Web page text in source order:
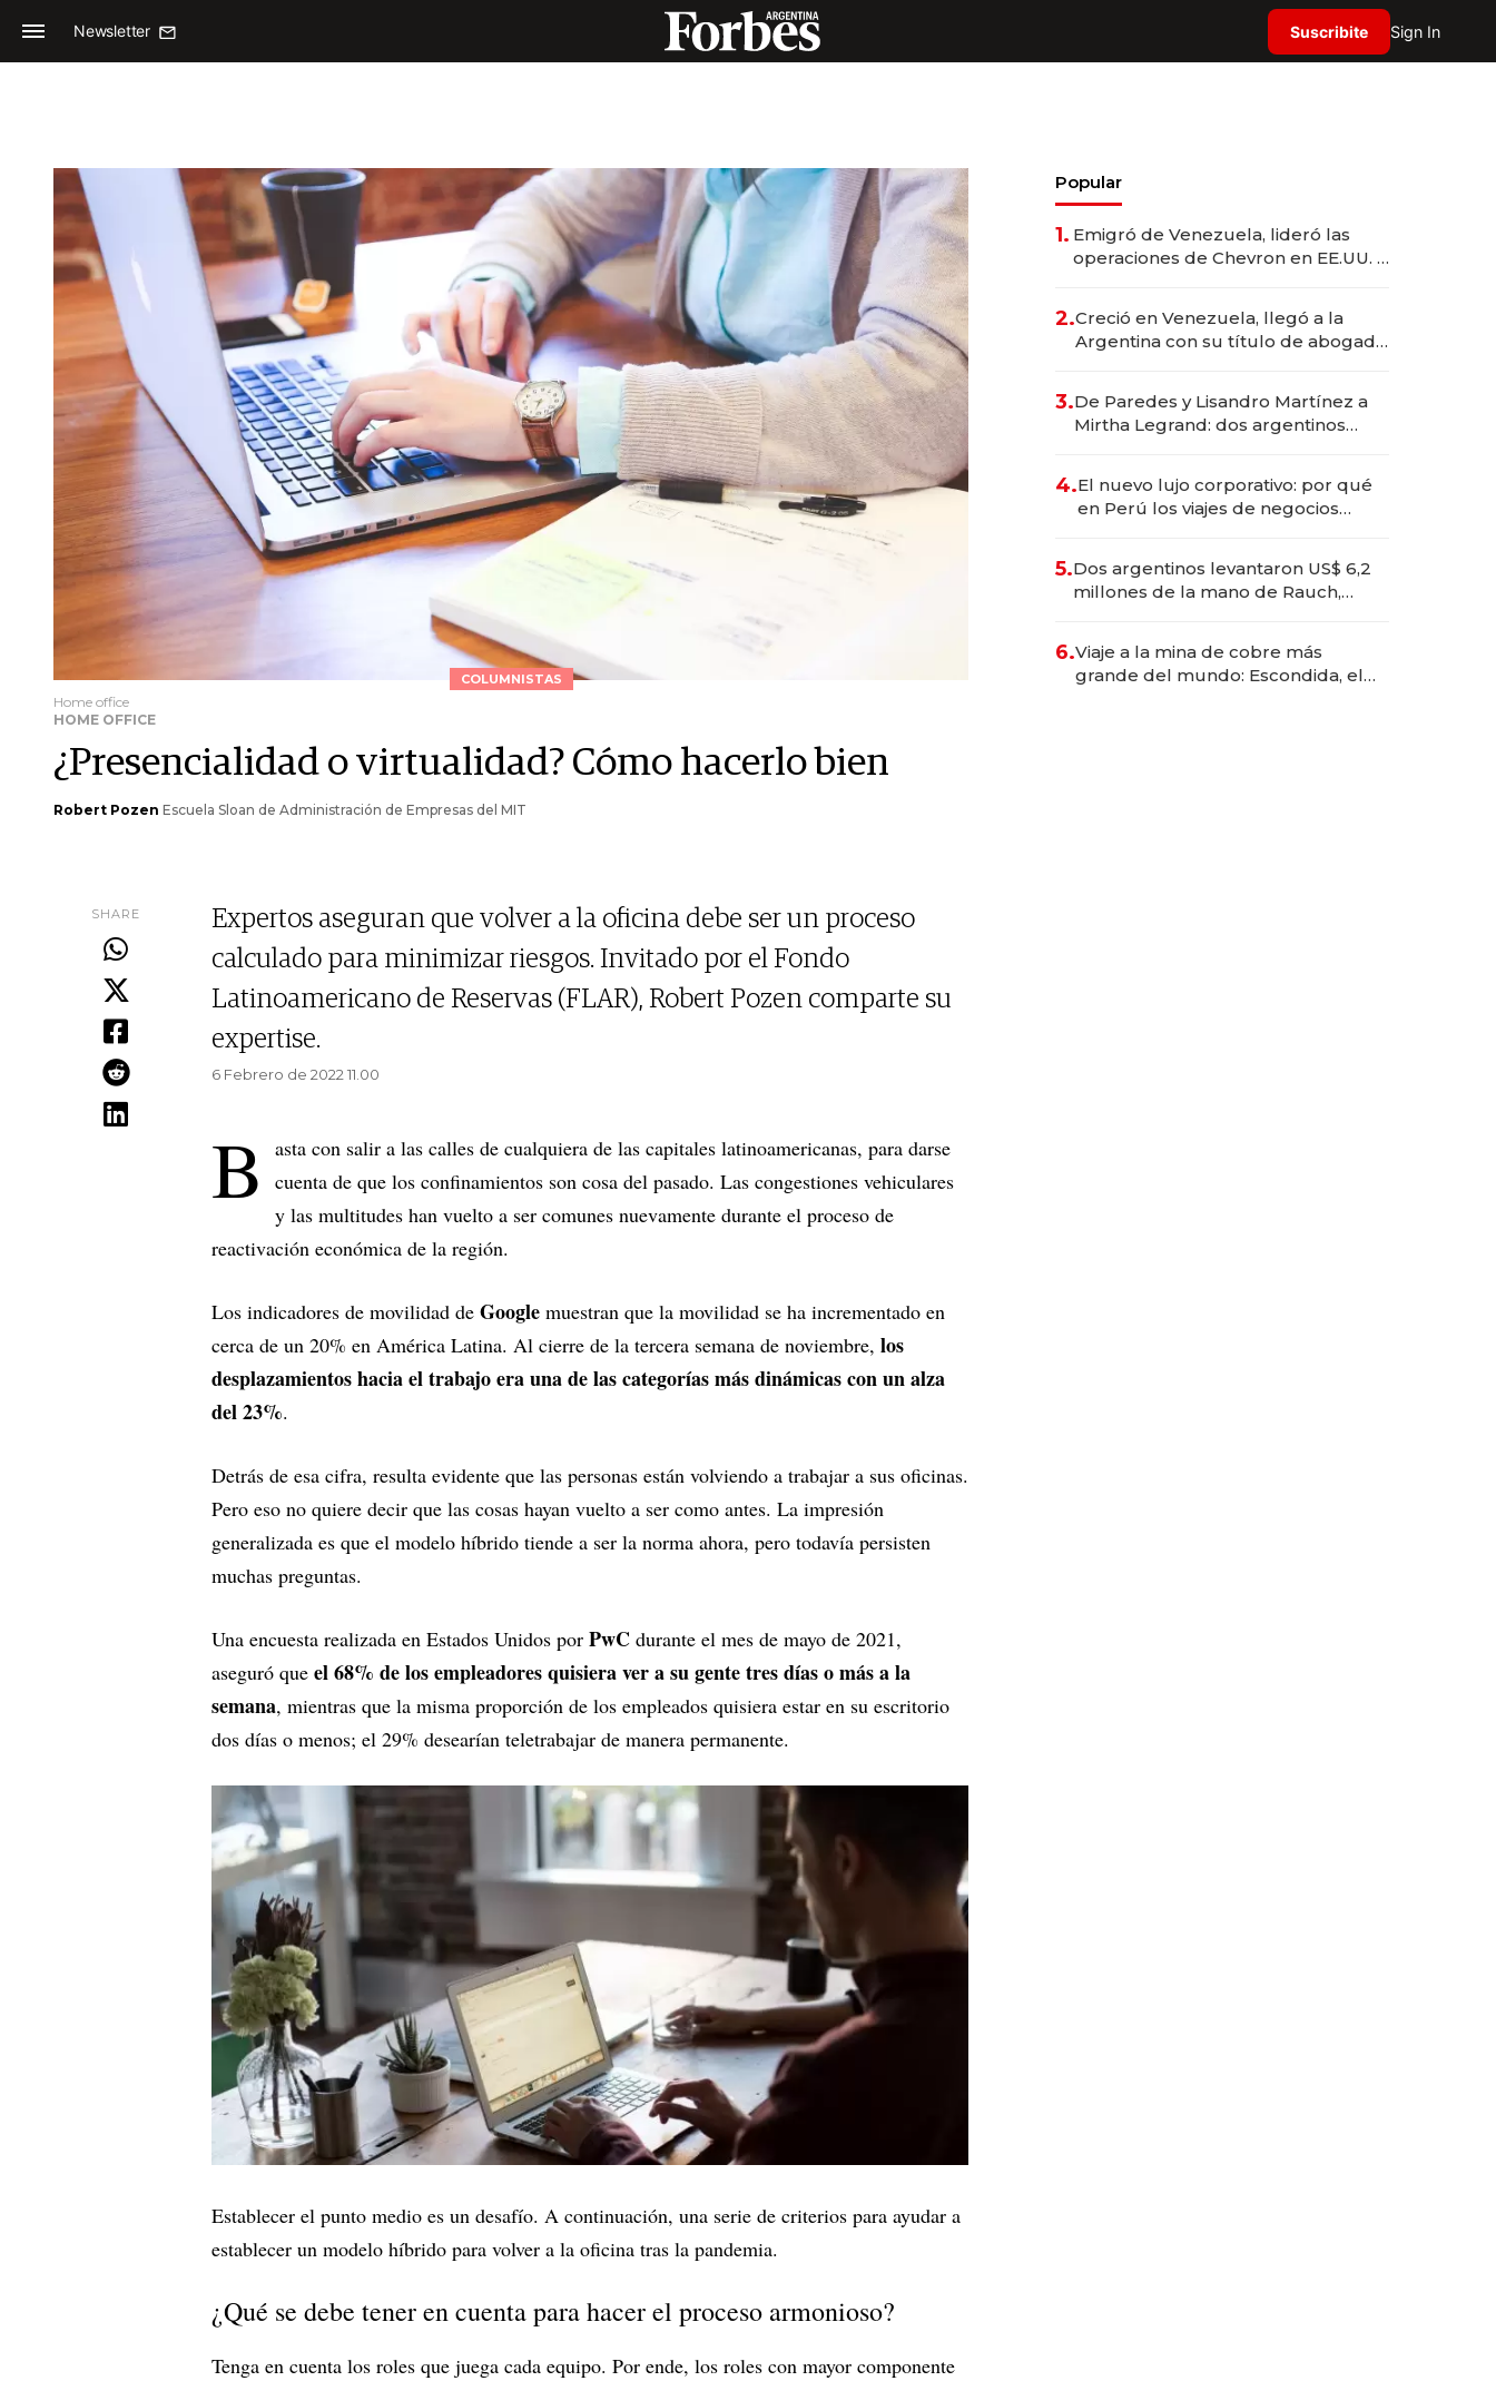
Newsletter Suscribite Sign In
COLUMNISTAS
Home office
HOME OFFICE
¿Presencialidad o virtualidad? Cómo hacerlo bien
Robert Pozen Escuela Sloan de Administración de Empresas del MIT
SHARE
Expertos aseguran que volver a la oficina debe ser un proceso
calculado para minimizar riesgos. Invitado por el Fondo
Latinoamericano de Reservas (FLAR), Robert Pozen comparte su
expertise.
6 Febrero de 2022 11.00
B
asta con salir a las calles de cualquiera de las capitales latinoamericanas, para darse
cuenta de que los confinamientos son cosa del pasado. Las congestiones vehiculares
y las multitudes han vuelto a ser comunes nuevamente durante el proceso de
reactivación económica de la región.
Los indicadores de movilidad de Google muestran que la movilidad se ha incrementado en
cerca de un 20% en América Latina. Al cierre de la tercera semana de noviembre, los
desplazamientos hacia el trabajo era una de las categorías más dinámicas con un alza
del 23%.
Detrás de esa cifra, resulta evidente que las personas están volviendo a trabajar a sus oficinas.
Pero eso no quiere decir que las cosas hayan vuelto a ser como antes. La impresión
generalizada es que el modelo híbrido tiende a ser la norma ahora, pero todavía persisten
muchas preguntas.
Una encuesta realizada en Estados Unidos por PwC durante el mes de mayo de 2021,
aseguró que el 68% de los empleadores quisiera ver a su gente tres días o más a la
semana, mientras que la misma proporción de los empleados quisiera estar en su escritorio
dos días o menos; el 29% desearían teletrabajar de manera permanente.
Establecer el punto medio es un desafío. A continuación, una serie de criterios para ayudar a
establecer un modelo híbrido para volver a la oficina tras la pandemia.
¿Qué se debe tener en cuenta para hacer el proceso armonioso?
Tenga en cuenta los roles que juega cada equipo. Por ende, los roles con mayor componente
Popular
1. Emigró de Venezuela, lideró las
operaciones de Chevron en EE.UU. y
2.Creció en Venezuela, llegó a la
Argentina con su título de abogado
marcas "fast premium"
3.De Paredes y Lisandro Martínez a
Mirtha Legrand: dos argentinos
4.El nuevo lujo corporativo: por qué
en Perú los viajes de negocios
transformadoras
5.Dos argentinos levantaron US$ 6,2
millones de la mano de Rauch,
6.Viaje a la mina de cobre más
grande del mundo: Escondida, el